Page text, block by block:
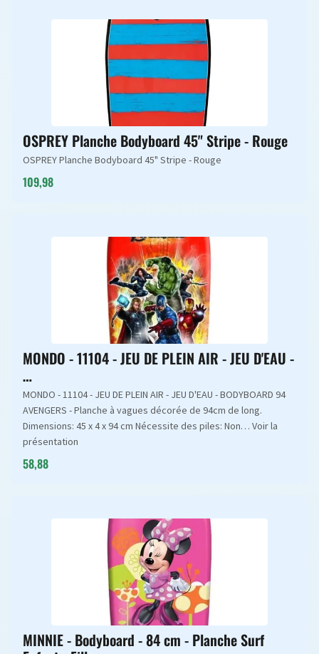
OSPREY Planche Bodyboard 45" Stripe - Rouge
OSPREY Planche Bodyboard 45" Stripe - Rouge
109,98
MONDO - 11104 - JEU DE PLEIN AIR - JEU D'EAU -
…
MONDO - 11104 - JEU DE PLEIN AIR - JEU D'EAU - BODYBOARD 94
AVENGERS - Planche à vagues décorée de 94cm de long.
Dimensions: 45 x 4 x 94 cm Nécessite des piles: Non… Voir la
présentation
58,88
MINNIE - Bodyboard - 84 cm - Planche Surf